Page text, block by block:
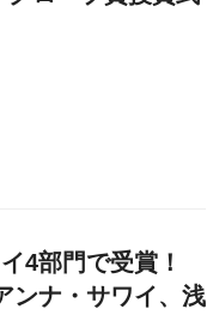
4部門で受賞！
ンナ・サワイ、浅